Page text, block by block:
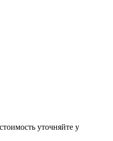
уточняйте у